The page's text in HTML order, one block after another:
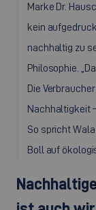
Marke Dr.
kein
nachhaltig zu
Philosophie.
Die
Nachhaltigkeit
So spricht
Boll auf